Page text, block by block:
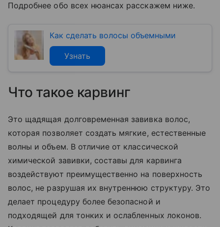
Подробнее обо всех нюансах расскажем ниже.
Как сделать волосы объемными
Узнать
Что такое карвинг
Это щадящая долговременная завивка волос,
которая позволяет создать мягкие, естественные
волны и объем. В отличие от классической
химической завивки, составы для карвинга
воздействуют преимущественно на поверхность
волос, не разрушая их внутреннюю структуру. Это
делает процедуру более безопасной и
подходящей для тонких и ослабленных локонов.